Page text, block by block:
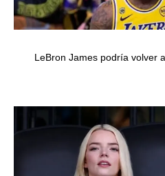
LeBron James podría volver